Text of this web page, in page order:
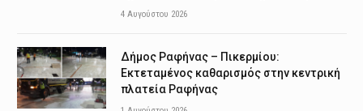
4 Αυγούστου 2026
Δήμος Ραφήνας – Πικερμίου:
Εκτεταμένος καθαρισμός στην κεντρική
πλατεία Ραφήνας